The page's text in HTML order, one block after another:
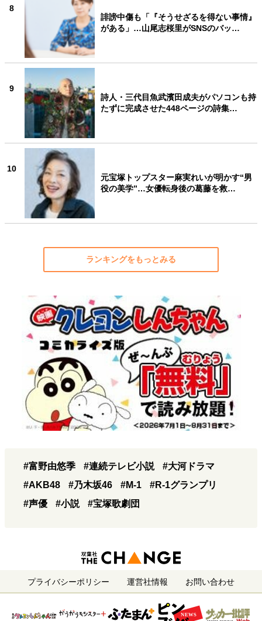
8
誹謗中傷も「『そうせざるを得ない事情』
がある」…山尾志桜里がSNSのバッ…
9
詩人・三代目魚武濱田成夫がパソコンも持
たずに完成させた448ページの詩集…
10
元宝塚トップスター麻実れいが明かす“男
役の美学”…女優転身後の葛藤を救…
ランキングをもっとみる
#富野由悠季 #連続テレビ小説
#大河ドラマ
#AKB48
#乃木坂46 #M-1
#R-1グランプリ
#声優
#小説 #宝塚歌劇団
プライバシーポリシー 運営社情報 お問い合わせ